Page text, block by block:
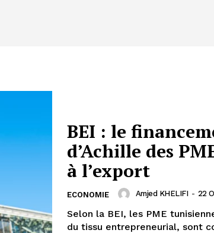
BEI : le
d’Achille des
à l’export
ECONOMIE Amjed KHELIFI - 22
Selon la BEI, les PME
du tissu entrepreneurial, sont